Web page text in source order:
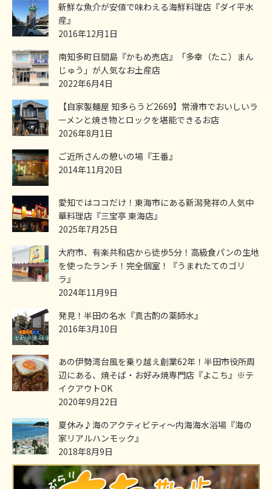
新鮮な魚介が安値で味わえる海鮮料理店『ダイ平水
産』
2016年12月1日
南知多町日間島『かもめ売店』「多幸（たこ）まん
じゅう」が人気なお土産店
2022年6月4日
【自家製麺屋 知多らうど2669】常滑市でおいしいラ
ーメンと焼き物とロックを堪能できるお店
2026年8月1日
ご近所さんの憩いの場『王番』
2014年11月20日
愛知ではココだけ！東海市にある新潟発祥の人気中
華料理店『三宝亭 東海店』
2025年7月25日
大府市、有楽共和店から徒歩5分！高級食パンの生地
を使ったランチ！完全個室！『うまれたてのゴリ
ラ』
2024年11月9日
発見！半田の名水『真古酌の薬師水』
2016年3月10日
あの伊勢湾台風を乗り越え創業62年！半田市役所周
辺にある、焼そば・お好み焼専門店『よこち』※テ
イクアウトOK
2020年9月22日
夏休み♪海のアクティビティ～内海海水浴場『海の
家リアルハンモック』
2018年8月9日